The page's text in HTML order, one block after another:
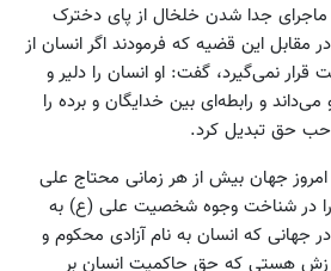
ماجرای جدا شدن خلخال از پای دخترک
این قضیه که فرمودند اگر انسان از
قرار نمی‌گیرد، گفت: او انسان را دلیر و
می‌داند و رابطه‌ای بین خدایگان و برده را
حق تبدیل کرد.
جهان بیش از هر زمانی محتاج علی
در شناخت وجوه شخصیت علی (ع) به
جهانی که انسان به نام آزادی محکوم و
ارزش هستی که حق حاکمیت انسان بر